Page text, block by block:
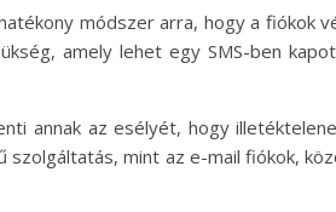
módszer arra, hogy a fiókok
amely lehet egy SMS-ben
annak az esélyét, hogy
mint az e-mail fiókok,